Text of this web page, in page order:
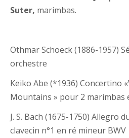
Suter, marimbas.
Othmar Schoeck (1886-1957)
orchestre
Keiko Abe (*1936) Concertino
Mountains » pour 2 marimbas
J. S. Bach (1675-1750) Allegro
clavecin n°1 en ré mineur